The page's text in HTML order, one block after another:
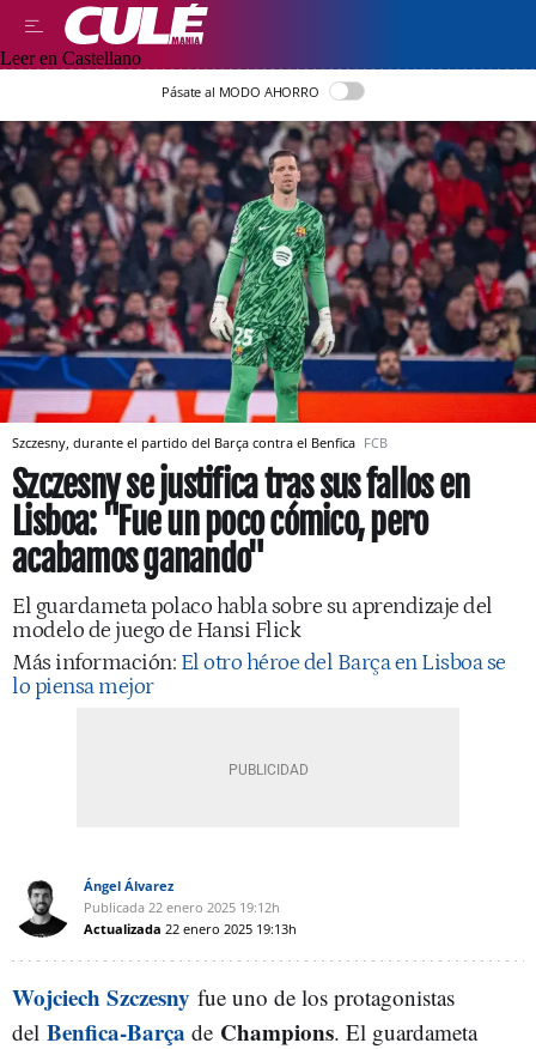
Leer en Castellano
Pásate al MODO AHORRO
Szczesny, durante el partido del Barça contra el Benfica FCB
Szczesny se justifica tras sus fallos en
Lisboa: "Fue un poco cómico, pero
acabamos ganando"
El guardameta polaco habla sobre su aprendizaje del
modelo de juego de Hansi Flick
Más información: El otro héroe del Barça en Lisboa se
lo piensa mejor
Ángel Álvarez
Publicada 22 enero 2025 19:12h
Actualizada 22 enero 2025 19:13h
Wojciech Szczesny fue uno de los protagonistas
del Benfica-Barça de Champions. El guardameta